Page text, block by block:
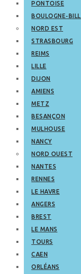
PONTOISE
BOULOGNE-
NORD EST
STRASBOURG
REIMS
LILLE
DIJON
AMIENS
METZ
BESANÇON
MULHOUSE
NANCY
NORD OUEST
NANTES
RENNES
LE HAVRE
ANGERS
BREST
LE MANS
TOURS
CAEN
ORLÉANS